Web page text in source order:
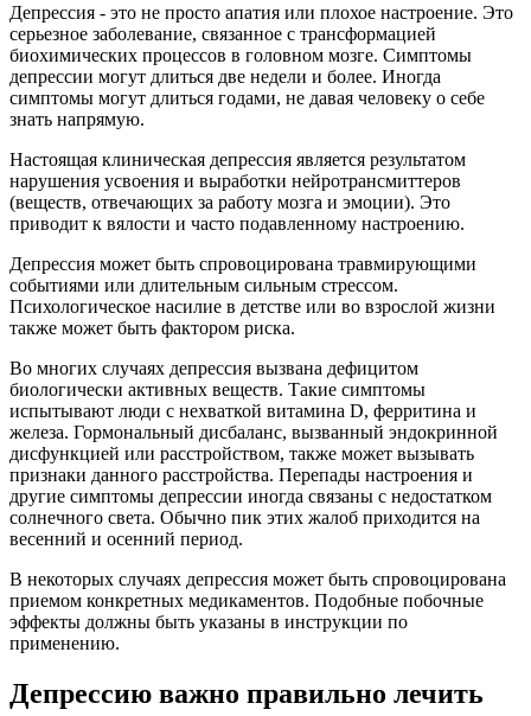
Депрессия - это не просто апатия или плохое настроение. Это
серьезное заболевание, связанное с трансформацией
биохимических процессов в головном мозге. Симптомы
депрессии могут длиться две недели и более. Иногда
симптомы могут длиться годами, не давая человеку о себе
знать напрямую.
Настоящая клиническая депрессия является результатом
нарушения усвоения и выработки нейротрансмиттеров
(веществ, отвечающих за работу мозга и эмоции). Это
приводит к вялости и часто подавленному настроению.
Депрессия может быть спровоцирована травмирующими
событиями или длительным сильным стрессом.
Психологическое насилие в детстве или во взрослой жизни
также может быть фактором риска.
Во многих случаях депрессия вызвана дефицитом
биологически активных веществ. Такие симптомы
испытывают люди с нехваткой витамина D, ферритина и
железа. Гормональный дисбаланс, вызванный эндокринной
дисфункцией или расстройством, также может вызывать
признаки данного расстройства. Перепады настроения и
другие симптомы депрессии иногда связаны с недостатком
солнечного света. Обычно пик этих жалоб приходится на
весенний и осенний период.
В некоторых случаях депрессия может быть спровоцирована
приемом конкретных медикаментов. Подобные побочные
эффекты должны быть указаны в инструкции по
применению.
Депрессию важно правильно лечить